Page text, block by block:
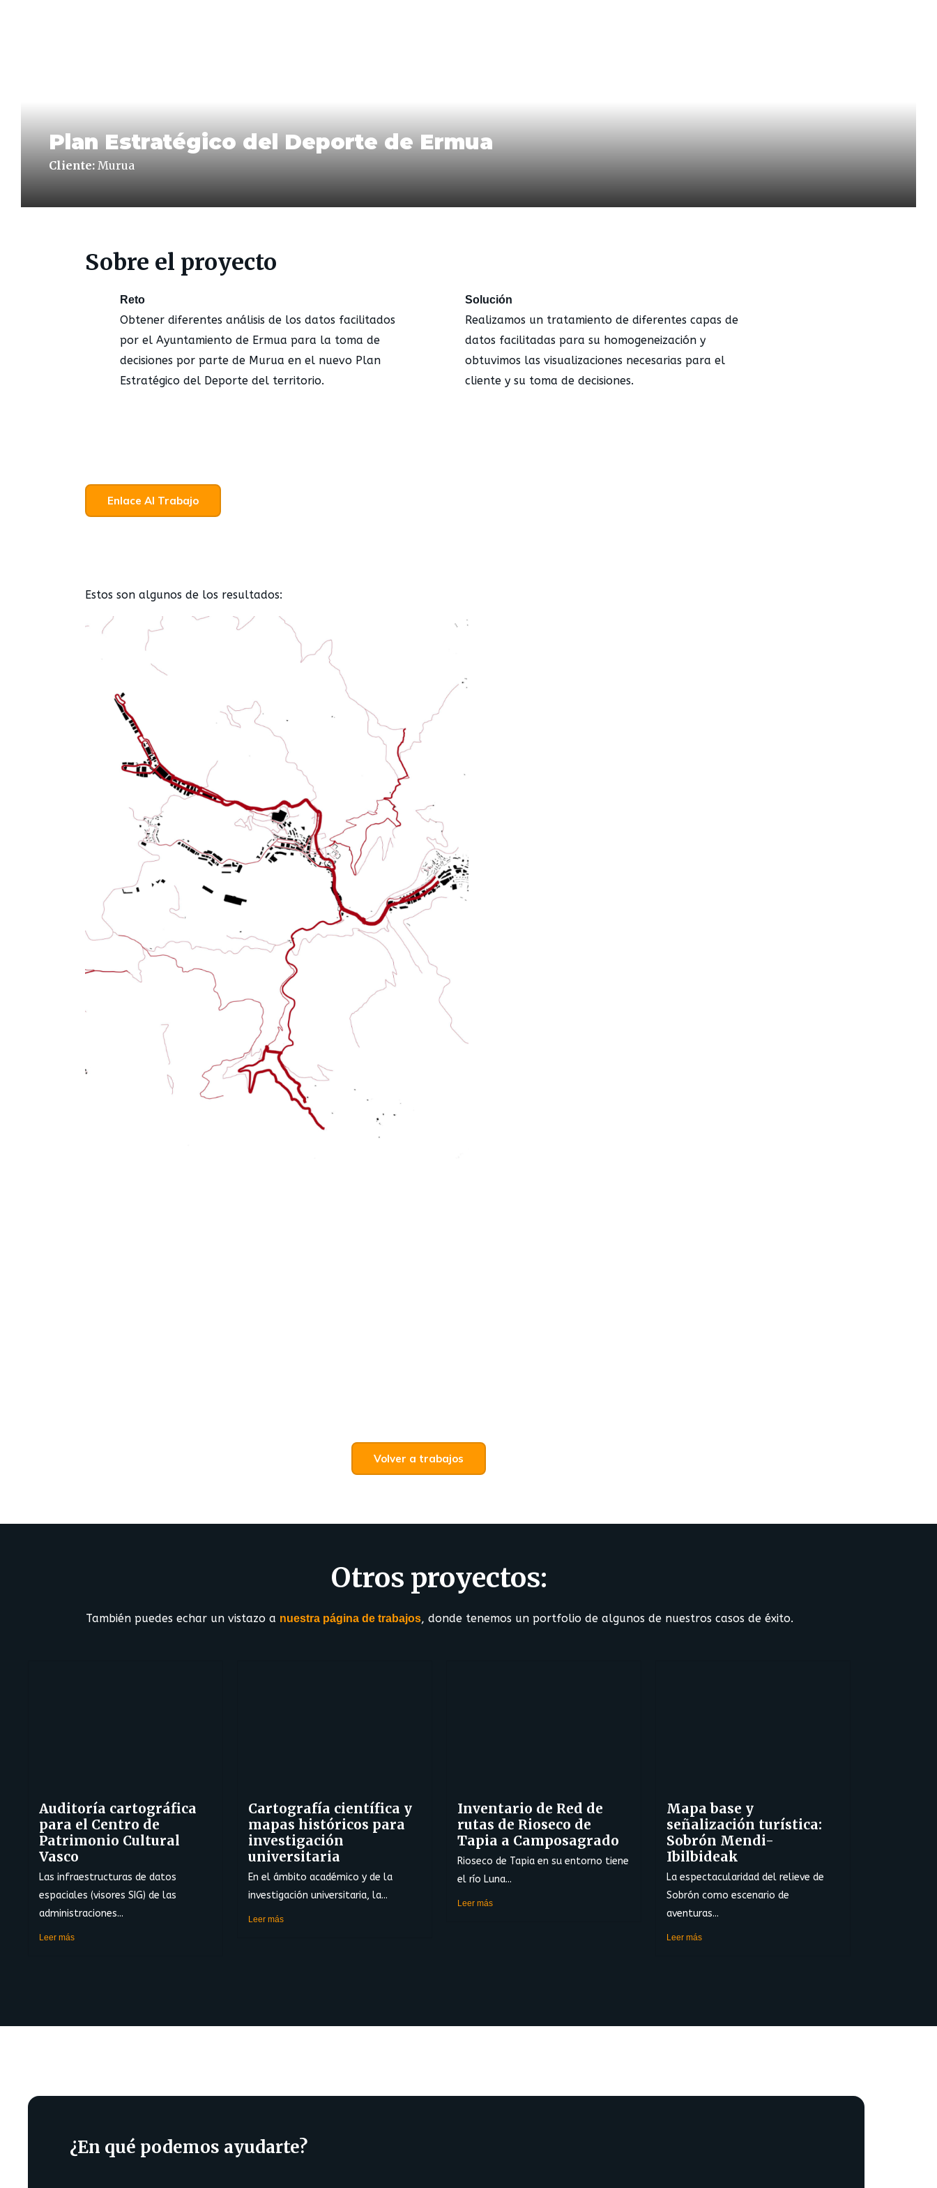
Plan Estratégico del Deporte de Ermua
Cliente: Murua
Sobre el proyecto
Reto
Obtener diferentes análisis de los datos facilitados
por el Ayuntamiento de Ermua para la toma de
decisiones por parte de Murua en el nuevo Plan
Estratégico del Deporte del territorio.
Solución
Realizamos un tratamiento de diferentes capas de
datos facilitadas para su homogeneización y
obtuvimos las visualizaciones necesarias para el
cliente y su toma de decisiones.
Enlace Al Trabajo
Estos son algunos de los resultados:
Volver a trabajos
Otros proyectos:
También puedes echar un vistazo a nuestra página de trabajos, donde tenemos un portfolio de algunos de nuestros casos de éxito.
Auditoría cartográfica
para el Centro de
Patrimonio Cultural
Vasco
Las infraestructuras de datos
espaciales (visores SIG) de las
administraciones...
Leer más
Cartografía científica y
mapas históricos para
investigación
universitaria
En el ámbito académico y de la
investigación universitaria, la...
Leer más
Inventario de Red de
rutas de Rioseco de
Tapia a Camposagrado
Rioseco de Tapia en su entorno tiene
el río Luna...
Leer más
Mapa base y
señalización turística:
Sobrón Mendi-
Ibilbideak
La espectacularidad del relieve de
Sobrón como escenario de
aventuras...
Leer más
¿En qué podemos ayudarte?